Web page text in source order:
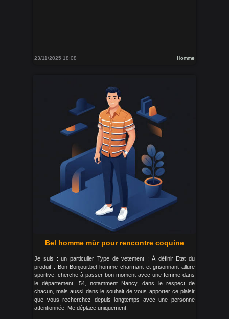
23/11/2025 18:08 Homme
Bel homme mûr pour rencontre coquine
Je suis : un particulier Type de vetement : À définir Etat du
produit : Bon Bonjour.bel homme charmant et grisonnant allure
sportive, cherche à passer bon moment avec une femme dans
le département, 54, notamment Nancy, dans le respect de
chacun, mais aussi dans le souhait de vous apporter ce plaisir
que vous recherchez depuis longtemps avec une personne
attentionnée. Me déplace uniquement.